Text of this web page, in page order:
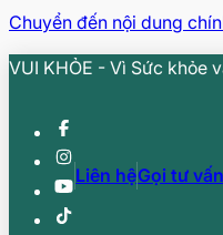
Chuyển đến nội dung
VUI KHỎE - Vì Sức khỏe
Liên hệGọi tư